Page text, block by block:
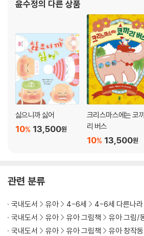
윤수정의 다른 상품
싫으니까 싫어
13,500원
10%
크리스마스에는 코끼
리 버스
13,500원
10%
관련 분류
국내도서 유아 4-6세
4-6세 다른나라
국내도서
유아 유아 그림책
유아 그림/
국내도서
유아 유아 그림책
유아 창작